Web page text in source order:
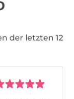
der letzten 12